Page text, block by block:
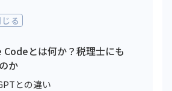
る
Codeとは何か？税理士にも
か
との違い